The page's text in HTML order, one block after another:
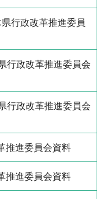
行政改革推進委員
行政改革推進委員会
行政改革推進委員会
推進委員会資料
推進委員会資料